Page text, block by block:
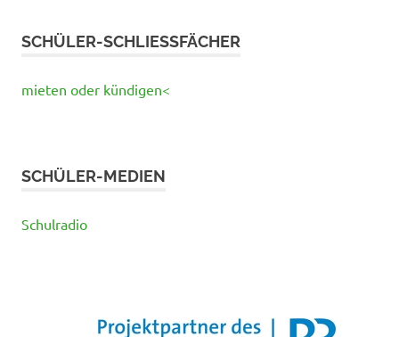
SCHÜLER-SCHLIESSFÄCHER
mieten oder kündigen<
SCHÜLER-MEDIEN
Schulradio